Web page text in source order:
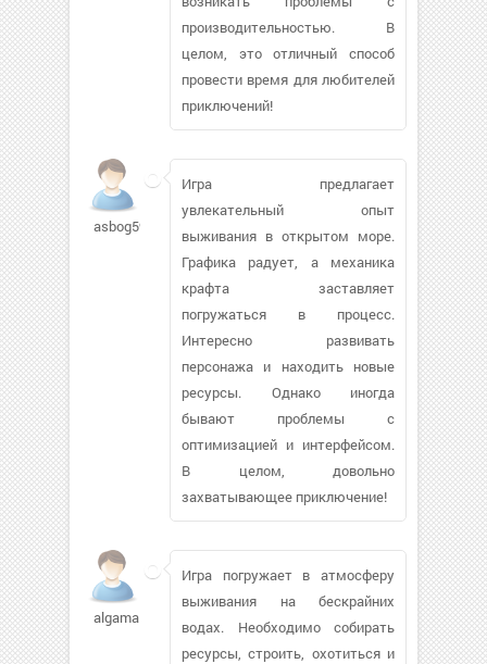
производительностью. В
целом, это отличный способ
провести время для любителей
приключений!
asbog597
Игра предлагает
увлекательный опыт
выживания в открытом море.
Графика радует, а механика
крафта заставляет
погружаться в процесс.
Интересно развивать
персонажа и находить новые
ресурсы. Однако иногда
бывают проблемы с
оптимизацией и интерфейсом.
В целом, довольно
захватывающее приключение!
algama195
Игра погружает в атмосферу
выживания на бескрайних
водах. Необходимо собирать
ресурсы, строить, охотиться и